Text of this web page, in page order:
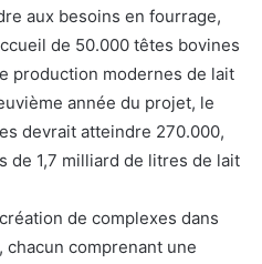
aux besoins en fourrage,
de 50.000 têtes bovines
production modernes de lait
année du projet, le
devrait atteindre 270.000,
de 1,7 milliard de litres de lait
de complexes dans
comprenant une